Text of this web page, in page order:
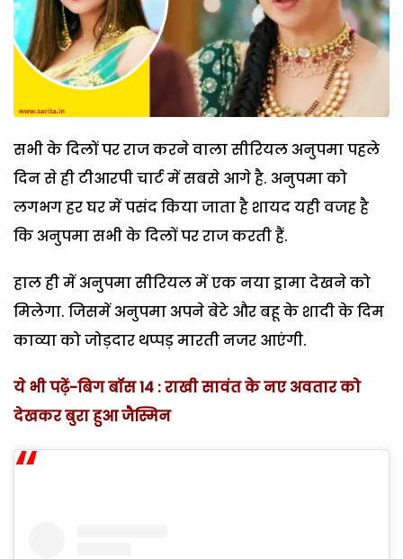
सभी के दिलों पर राज करने वाला सीरियल अनुपमा पहले
दिन से ही टीआरपी चार्ट में सबसे आगे है. अनुपमा को
लगभग हर घर में पसंद किया जाता है शायद यही वजह है
कि अनुपमा सभी के दिलों पर राज करती हैं.
हाल ही में अनुपमा सीरियल में एक नया ड्रामा देखने को
मिलेगा. जिसमें अनुपमा अपने बेटे और बहू के शादी के दिम
काव्या को जोड़दार थप्पड़ मारती नजर आएंगी.
ये भी पढ़ें-बिग बॉस 14 : राखी सावंत के नए अवतार को
देखकर बुरा हुआ जैस्मिन